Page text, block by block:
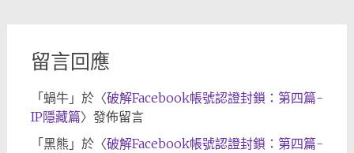
留言回應
「 蝸牛」於〈破解Facebook帳號認證封鎖：第四篇-
IP隱藏篇〉發佈留言
「 黑熊 」於〈破解Facebook帳號認證封鎖：第四篇-